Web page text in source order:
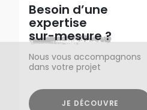
Besoin d’une
expertise
sur-mesure ?
Nous vous accompagnons
dans votre projet
JE DÉCOUVRE